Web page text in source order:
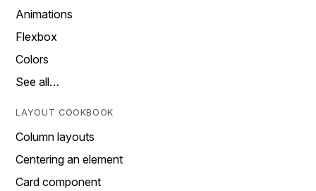
Animations
Flexbox
Colors
See all…
LAYOUT COOKBOOK
Column layouts
Centering an element
Card component